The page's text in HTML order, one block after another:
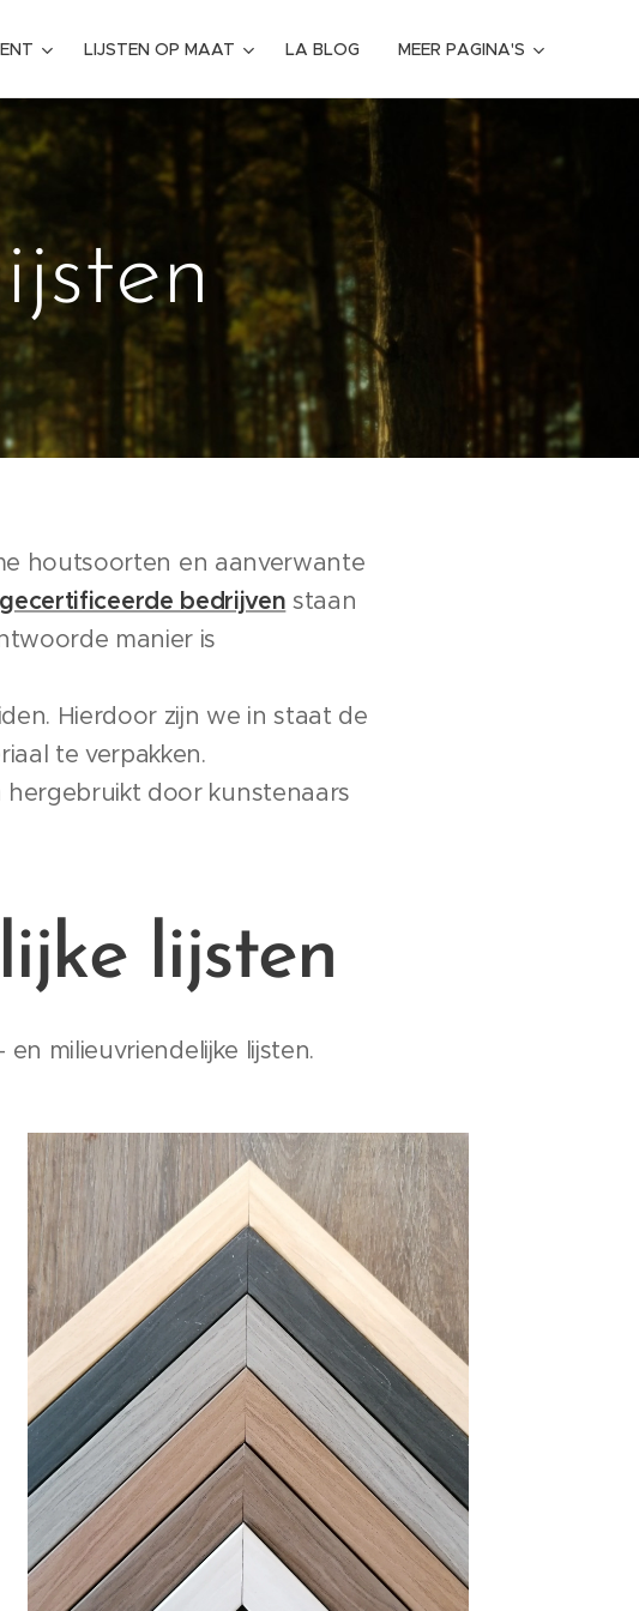
LIJSTEN OP MAAT LA BLOG MEER PAGINA'S
houtsoorten en aanverwante
gecertificeerde bedrijven staan
manier is
Hierdoor zijn we in staat de
te verpakken.
door kunstenaars
lijsten
milieuvriendelijke lijsten.